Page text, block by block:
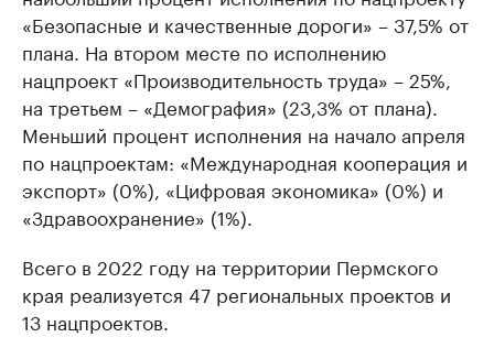
«Безопасные и качественные дороги» – 37,5% от
плана. На втором месте по исполнению
нацпроект «Производительность труда» – 25%,
на третьем – «Демография» (23,3% от плана).
Меньший процент исполнения на начало апреля
по нацпроектам: «Международная кооперация и
экспорт» (0%), «Цифровая экономика» (0%) и
«Здравоохранение» (1%).
Всего в 2022 году на территории Пермского
края реализуется 47 региональных проектов и
13 нацпроектов.